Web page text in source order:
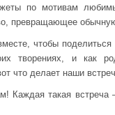
по мотивам
превращающее
чтобы
творениях, и как
что делает наши
Каждая такая встреча